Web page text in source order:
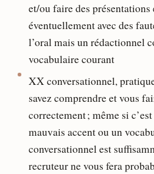
et/ou faire des présentations
éventuellement avec des
l’oral mais un rédactionnel
vocabulaire courant
XX conversationnel,
savez comprendre et vous
correctement ; même si
mauvais accent ou un
conversationnel est
recruteur ne vous fera